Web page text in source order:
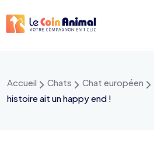
au
Accueil Chats Chat européen
histoire ait un happy end !